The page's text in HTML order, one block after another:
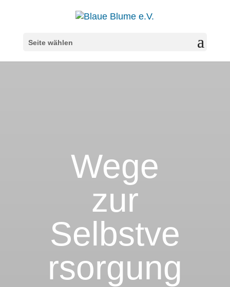
Seite wählen
Wege
zur
Selbstve
rsorgung